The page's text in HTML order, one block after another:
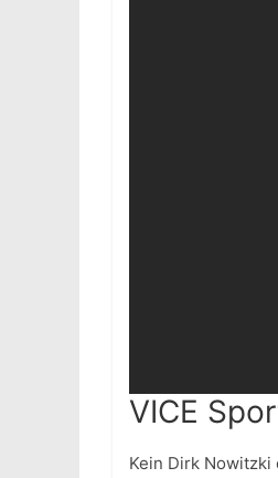
VICE
Kein Dirk Nowitzki